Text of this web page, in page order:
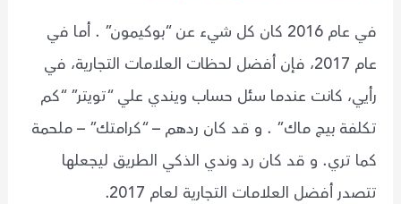
في عام 2016 كان كل شيء عن “بوكيمون” . أما في
عام 2017، فإن أفضل لحظات العلامات التجارية، في
رأيي، كانت عندما سئل حساب ويندي علي “تويتر” “كم
تكلفة بيج ماك” . و قد كان ردهم – “كرامتك” – ملحمة
كما تري. و قد كان رد وندي الذكي الطريق ليجعلها
تتصدر أفضل العلامات التجارية لعام 2017.